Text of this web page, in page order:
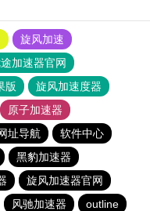
旋风加速
加速器官网
版
旋风加速度器
原子加速器
址导航
软件中心
黑豹加速器
旋风加速器官网
风驰加速器 outline